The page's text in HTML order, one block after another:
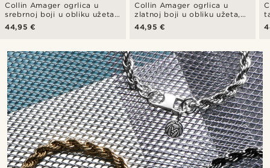
Collin Amager ogrlica u
srebrnoj boji u obliku užeta,
10 mm
44,95 €
Collin Amager ogrlica u
zlatnoj boji u obliku užeta,
10 mm
44,95 €